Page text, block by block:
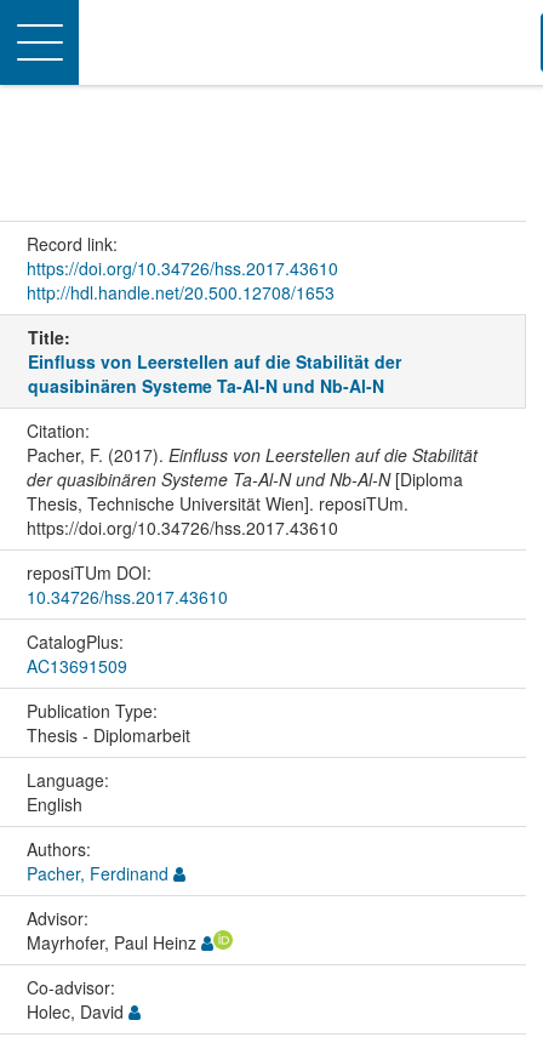
Toggle
navigation
Record link:
https://doi.org/10.34726/hss.2017.43610
http://hdl.handle.net/20.500.12708/1653
Title:
Einfluss von Leerstellen auf die Stabilität der
quasibinären Systeme Ta-Al-N und Nb-Al-N
Citation:
Pacher, F. (2017). Einfluss von Leerstellen auf die Stabilität
der quasibinären Systeme Ta-Al-N und Nb-Al-N[Diploma
Thesis, Technische Universität Wien]. reposiTUm.
https://doi.org/10.34726/hss.2017.43610
reposiTUm DOI:
10.34726/hss.2017.43610
CatalogPlus:
AC13691509
Publication Type:
Thesis - Diplomarbeit
Language:
English
Authors:
Pacher, Ferdinand
Advisor:
Mayrhofer, Paul Heinz
Co-advisor:
Holec, David